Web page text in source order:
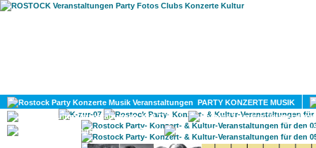
PARTY KONZERTE MUSIK
KULTUR
GAY